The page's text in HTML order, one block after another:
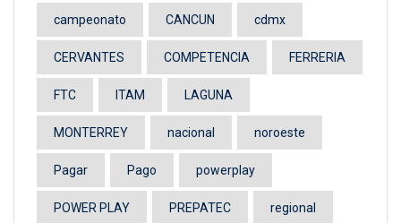
campeonato CANCUN cdmx
CERVANTES COMPETENCIA FERRERIA
FTC ITAM LAGUNA
MONTERREY nacional noroeste
Pagar Pago powerplay
POWER PLAY PREPATEC regional